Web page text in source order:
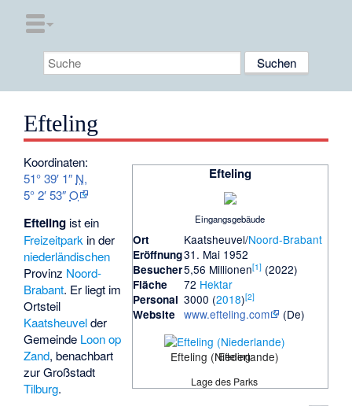
Efteling
Efteling
Eingangsgebäude
Ort Kaatsheuvel/Noord-Brabant
Eröffnung31. Mai 1952
Besucher5,56 Millionen[1](2022)
Fläche 72 Hektar
Personal 3000 (2018)[2]
Website www.efteling.com (De)
Efteling (Niederlande)
Efteling
Lage des Parks
Koordinaten:
51° 39′ 1″ N,
5° 2′ 53″O
Efteling ist ein
Freizeitpark in der
niederländischen
Provinz Noord-
Brabant. Er liegt im
Ortsteil
Kaatsheuvelder
Gemeinde Loon op
Zand, benachbart
zur Großstadt
Tilburg.